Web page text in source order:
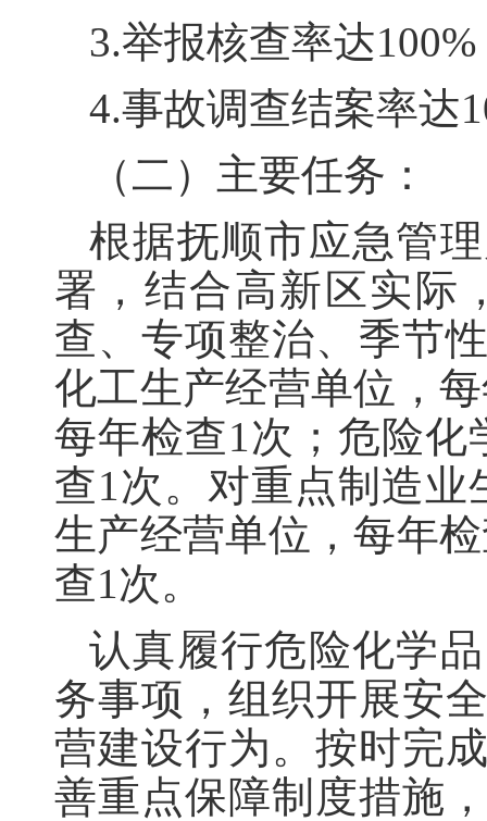
3.举报核查率达100%
4.事故调查结案率达
（二）主要任务：
根据抚顺市应急管
署，结合高新区实际
查、专项整治、季节
化工生产经营单位，
每年检查1次；危险化
查1次。对重点制造
生产经营单位，每年
查1次。
认真履行危险化学
务事项，组织开展安
营建设行为。按时完
善重点保障制度措施